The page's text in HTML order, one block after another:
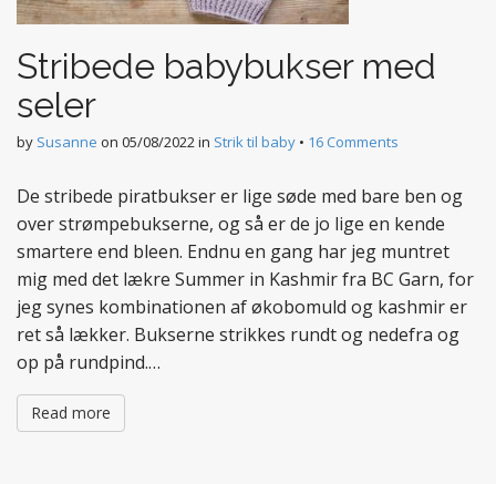
Stribede babybukser med
seler
by Susanne on 05/08/2022in Strik til baby • 16 Comments
De stribede piratbukser er lige søde med bare ben og
over strømpebukserne, og så er de jo lige en kende
smartere end bleen. Endnu en gang har jeg muntret
mig med det lækre Summer in Kashmir fra BC Garn, for
jeg synes kombinationen af økobomuld og kashmir er
ret så lækker. Bukserne strikkes rundt og nedefra og
op på rundpind.…
Read more